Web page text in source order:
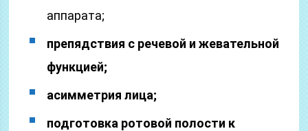
аппарата;
препядствия с речевой и жевательной
функцией;
асимметрия лица;
подготовка ротовой полости к